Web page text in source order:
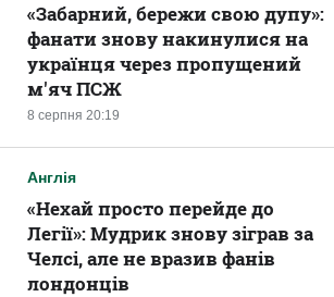
8 серпня 20:19
«Забарний, бережи свою дупу»:
фанати знову накинулися на
українця через пропущений
м'яч ПСЖ
Англія
«Нехай просто перейде до
Легії»: Мудрик знову зіграв за
Челсі, але не вразив фанів
лондонців